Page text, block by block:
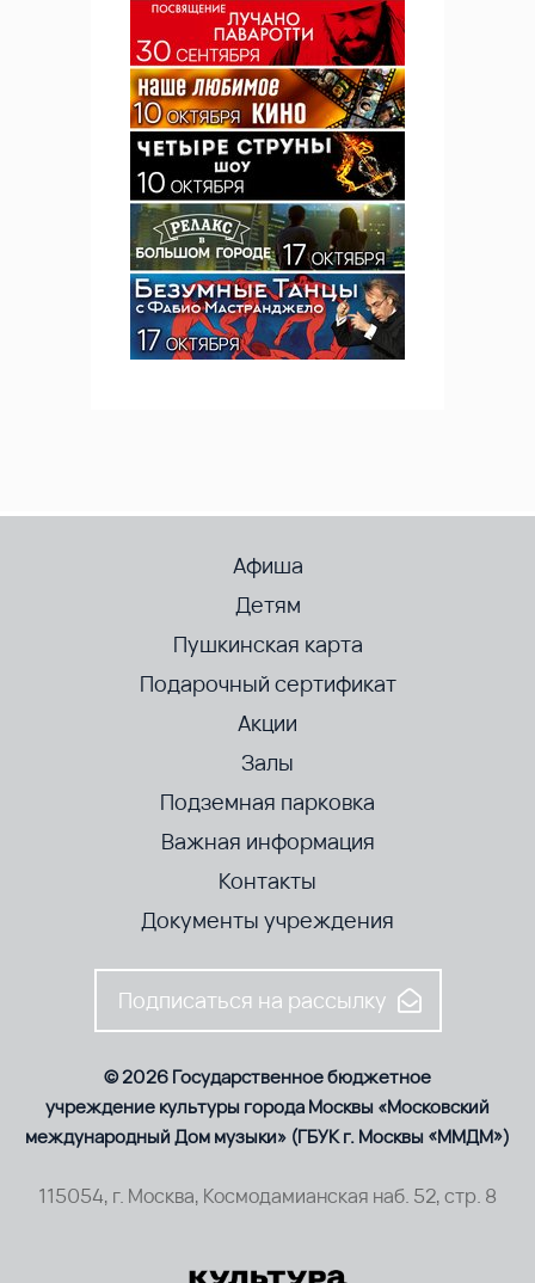
Афиша
Детям
Пушкинская карта
Подарочный сертификат
Акции
Залы
Подземная парковка
Важная информация
Контакты
Документы учреждения
Подписаться на рассылку
© 2026 Государственное бюджетное
учреждение культуры города Москвы «Московский
международный Дом музыки» (ГБУК г. Москвы «ММДМ»)
115054, г. Москва, Космодамианская наб. 52, стр. 8